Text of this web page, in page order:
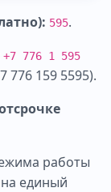
595.
+7 776 1 595
159 5595).
работы
единый